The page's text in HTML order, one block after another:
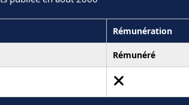
Rémunération
Rémunéré